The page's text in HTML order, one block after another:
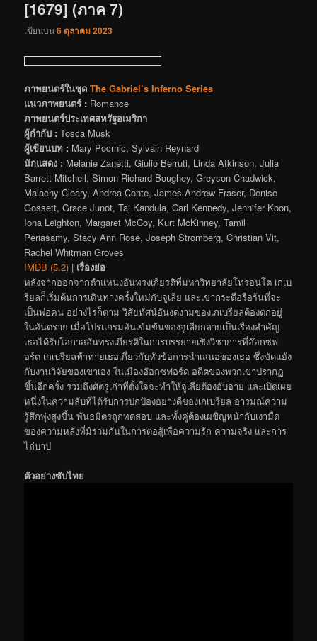
[1679] (ภาค 7)
เขียนบน6 ตุลาคม 2023
ภาพยนตร์ในชุดThe Gabriel’s Inferno Series
แนวภาพยนตร์ : Romance
ภาพยนตร์ประเทศสหรัฐอเมริกา
ผู้กำกับ : Tosca Musk
ผู้เขียนบท : Mary Pocrnic, Sylvain Reynard
นักแสดง : Melanie Zanetti, Giulio Berruti, Linda Atkinson, Julia
Barrett-Mitchell, Simon Richard Boughey, Greyson Chadwick,
Malachy Cleary, Andrea Conte, James Andrew Fraser, Denise
Gossett, Grace Junot, Taj Kandula, Carl Kennedy, Jennifer Koon,
Iona Leighton, Margaret McCoy, Kurt McKinney, Tamil
Periasamy, Stacy Ann Rose, Joseph Stromberg, Christian Vit,
Rachel Whitman Groves
IMDB (5.2) | เรื่องย่อ
หลังจากออกจากตำแหน่งอันทรงเกียรติที่มหาวิทยาลัยโทรอนโต เกเบ
รียลก็เริ่มต้นการเดินทางครั้งใหม่กับจูเลีย และเขากระตือรือร้นที่จะ
เป็นพ่อคน อย่างไรก็ตาม วิสัยทัศน์อันงดงามของเกเบรียลต้องตกอยู่
ในอันตราย เมื่อโปรแกรมอันเข้มข้นของจูเลียกลายเป็นเรื่องสำคัญ
เธอได้รับโอกาสอันทรงเกียรติในการบรรยายเชิงวิชาการที่อ๊อกซฟ
อร์ด เกเบรียลท้าทายเธอเกี่ยวกับหัวข้อการนำเสนอของเธอ ซึ่งขัดแย้ง
กับงานวิจัยของเขาเอง ในเมืองอ๊อกซฟอร์ด อดีตของพวกเขาปรากฏ
ขึ้นอีกครั้ง รวมถึงศัตรูเก่าที่ตั้งใจจะทำให้จูเลียต้องอับอาย และเปิดเผย
หนึ่งในความลับที่ได้รับการปกป้องอย่างดีของเกเบรียล อารมณ์ความ
รู้สึกพุ่งสูงขึ้น พันธมิตรถูกทดสอบ และทั้งคู่ต้องเผชิญหน้ากับเงามืด
ของความหลังที่มีร่วมกันในการต่อสู้เพื่อความรัก ความจริง และการ
ไถ่บาป
ตัวอย่างซับไทย